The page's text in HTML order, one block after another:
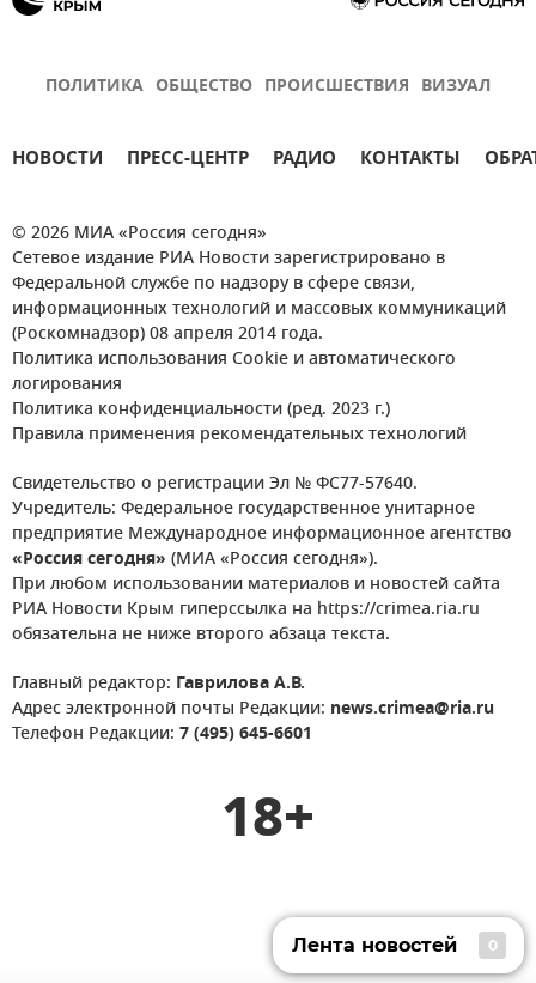
ПОЛИТИКА ОБЩЕСТВО ПРОИСШЕСТВИЯ ВИЗУАЛ
НОВОСТИ ПРЕСС-ЦЕНТР РАДИО КОНТАКТЫ
© 2026 МИА «Россия сегодня»
Сетевое издание РИА Новости зарегистрировано в
Федеральной службе по надзору в сфере связи,
информационных технологий и массовых коммуникаций
(Роскомнадзор) 08 апреля 2014 года.
Политика использования Cookie и автоматического
логирования
Политика конфиденциальности (ред. 2023 г.)
Правила применения рекомендательных технологий
Свидетельство о регистрации Эл № ФС77-57640.
Учредитель: Федеральное государственное унитарное
предприятие Международное информационное агентство
«Россия сегодня» (МИА «Россия сегодня»).
При любом использовании материалов и новостей сайта
РИА Новости Крым гиперссылка на https://crimea.ria.ru
обязательна не ниже второго абзаца текста.
Главный редактор: Гаврилова А.В.
Адрес электронной почты Редакции: news.crimea@ria.ru
Телефон Редакции: 7 (495) 645-6601
18+
Лента новостей 0